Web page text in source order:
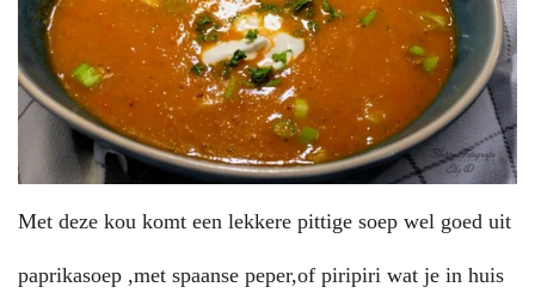
Met deze kou komt een lekkere pittige soep wel goed uit
paprikasoep ,met spaanse peper,of piripiri wat je in huis